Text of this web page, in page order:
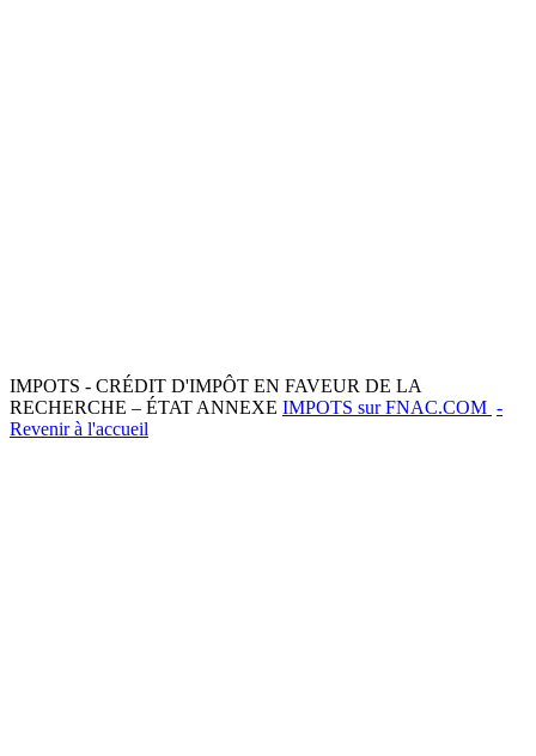
IMPOTS - CRÉDIT D'IMPÔT EN FAVEUR DE LA
RECHERCHE – ÉTAT ANNEXE IMPOTS sur FNAC.COM -
Revenir à l'accueil